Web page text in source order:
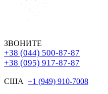
ЗВОНИТЕ
+38 (044) 500-87-87
+38 (095) 917-87-87
США +1 (949) 910-7008